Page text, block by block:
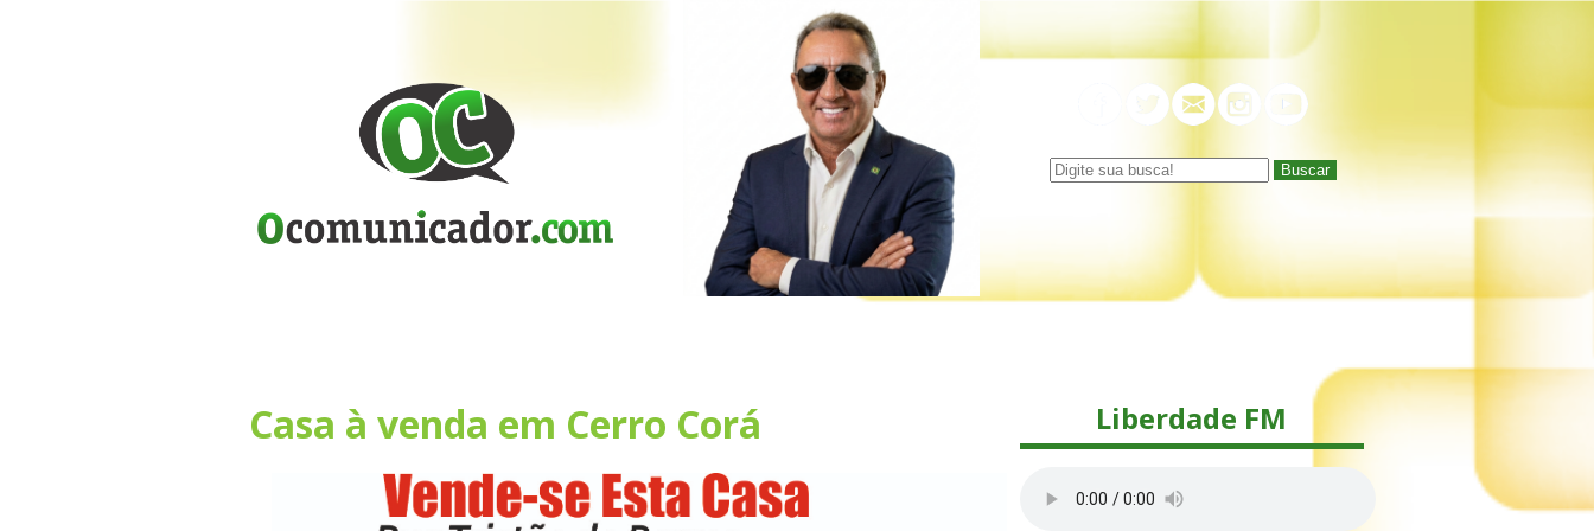
Buscar
Casa à venda em Cerro Corá Liberdade FM